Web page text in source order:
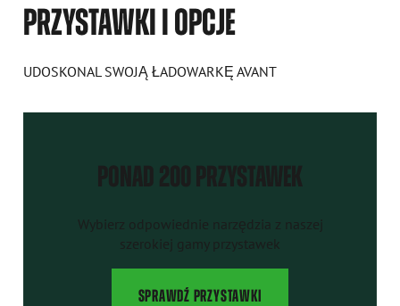
PRZYSTAWKI I OPCJE
UDOSKONAL SWOJĄ ŁADOWARKĘ AVANT
PONAD 200 PRZYSTAWEK
Wybierz odpowiednie narzędzia z naszej
szerokiej gamy przystawek
SPRAWDŹ PRZYSTAWKI